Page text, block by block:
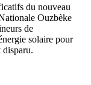
du nouveau
Ouzbèke
de
solaire pour
disparu.